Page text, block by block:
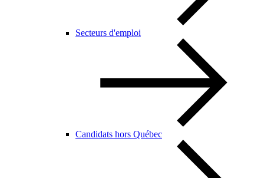
Secteurs d'emploi
Candidats hors Québec